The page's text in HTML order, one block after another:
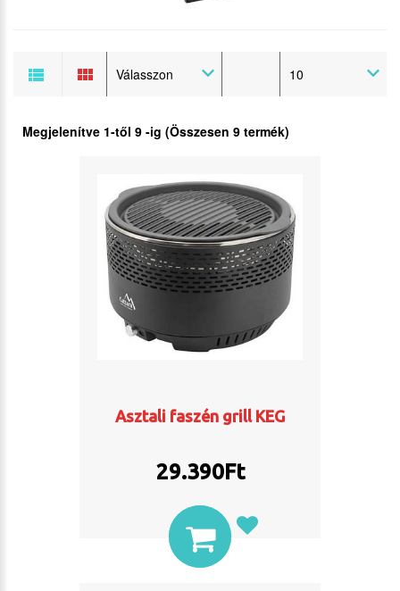
Válasszon 10
Megjelenítve 1-től 9 -ig (Összesen 9 termék)
Asztali faszén grill KEG
29.390Ft